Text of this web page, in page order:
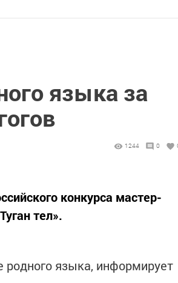
языка за
1244 0
конкурса мастер-
тел».
родного языка, информирует